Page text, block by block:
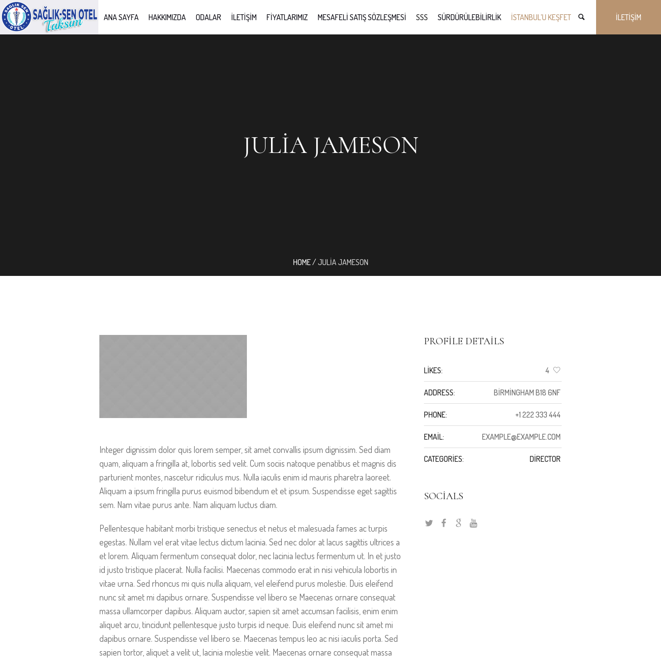
İLETİŞİM
ANA SAYFA HAKKIMIZDA ODALAR İLETİŞİM FİYATLARIMIZ MESAFELİ SATIŞ SÖZLEŞMESİ SSS SÜRDÜRÜLEBİLİRLİK İSTANBUL’U KEŞFET
JULIA JAMESON
HOME/JULIA JAMESON
Integer dignissim dolor quis lorem semper, sit amet convallis ipsum dignissim. Sed diam
quam, aliquam a fringilla at, lobortis sed velit. Cum sociis natoque penatibus et magnis dis
parturient montes, nascetur ridiculus mus. Nulla iaculis enim id mauris pharetra laoreet.
Aliquam a ipsum fringilla purus euismod bibendum et et ipsum. Suspendisse eget sagittis
sem. Nam vitae purus ante. Nam aliquam luctus diam.
Pellentesque habitant morbi tristique senectus et netus et malesuada fames ac turpis
egestas. Nullam vel erat vitae lectus dictum lacinia. Sed nec dolor at lacus sagittis ultrices a
et lorem. Aliquam fermentum consequat dolor, nec lacinia lectus fermentum ut. In et justo
id justo tristique placerat. Nulla facilisi. Maecenas commodo erat in nisi vehicula lobortis in
vitae urna. Sed rhoncus mi quis nulla aliquam, vel eleifend purus molestie. Duis eleifend
nunc sit amet mi dapibus ornare. Suspendisse vel libero se Maecenas ornare consequat
massa ullamcorper dapibus. Aliquam auctor, sapien sit amet accumsan facilisis, enim enim
aliquet arcu, tincidunt pellentesque justo turpis id neque. Duis eleifend nunc sit amet mi
dapibus ornare. Suspendisse vel libero se. Maecenas tempus leo ac nisi iaculis porta. Sed
sapien tortor, aliquet a velit ut, lacinia molestie velit. Maecenas ornare consequat massa
PROFILE DETAILS
LIKES: 4
ADDRESS: BIRMINGHAM B18 6NF
PHONE: +1 222 333 444
EMAIL: EXAMPLE@EXAMPLE.COM
CATEGORIES: DIRECTOR
SOCIALS